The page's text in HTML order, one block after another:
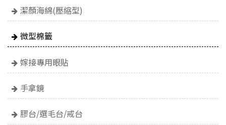
潔顏海綿(壓縮型)
微型棉籤
嫁接專用眼貼
手拿鏡
膠台/選毛台/戒台